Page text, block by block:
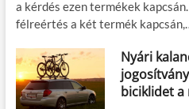
a kérdés ezen termékek
félreértés a két termék
Nyári
biciklidet a